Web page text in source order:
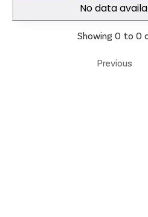
No data
Showing 0 to 0
Previous